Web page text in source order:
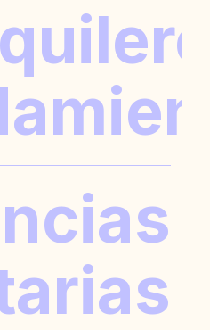
PROPIETARIO